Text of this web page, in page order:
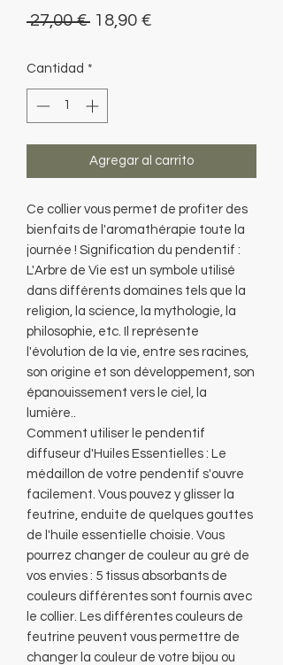
27,00 € Precio
18,90 €Precio
Cantidad *
Agregar al carrito
Ce collier vous permet de profiter des
bienfaits de l'aromathérapie toute la
journée ! Signification du pendentif :
L'Arbre de Vie est un symbole utilisé
dans différents domaines tels que la
religion, la science, la mythologie, la
philosophie, etc. Il représente
l'évolution de la vie, entre ses racines,
son origine et son développement, son
épanouissement vers le ciel, la
lumière..
Comment utiliser le pendentif
diffuseur d'Huiles Essentielles : Le
médaillon de votre pendentif s'ouvre
facilement. Vous pouvez y glisser la
feutrine, enduite de quelques gouttes
de l'huile essentielle choisie. Vous
pourrez changer de couleur au gré de
vos envies : 5 tissus absorbants de
couleurs différentes sont fournis avec
le collier. Les différentes couleurs de
feutrine peuvent vous permettre de
changer la couleur de votre bijou ou